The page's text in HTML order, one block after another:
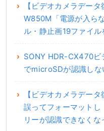
【ビデオカメラデー
W850M「電源が入ら
ル・静止画19ファイル
SONY HDR-CX470ビ
でmicroSDが認識しな
【ビデオカメラデー
誤ってフォーマット
リーが認識できなく